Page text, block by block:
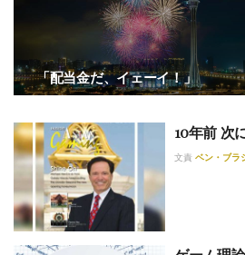
「配当金だ、イェーイ！」
10年前 次
文責 ベン・ブラ